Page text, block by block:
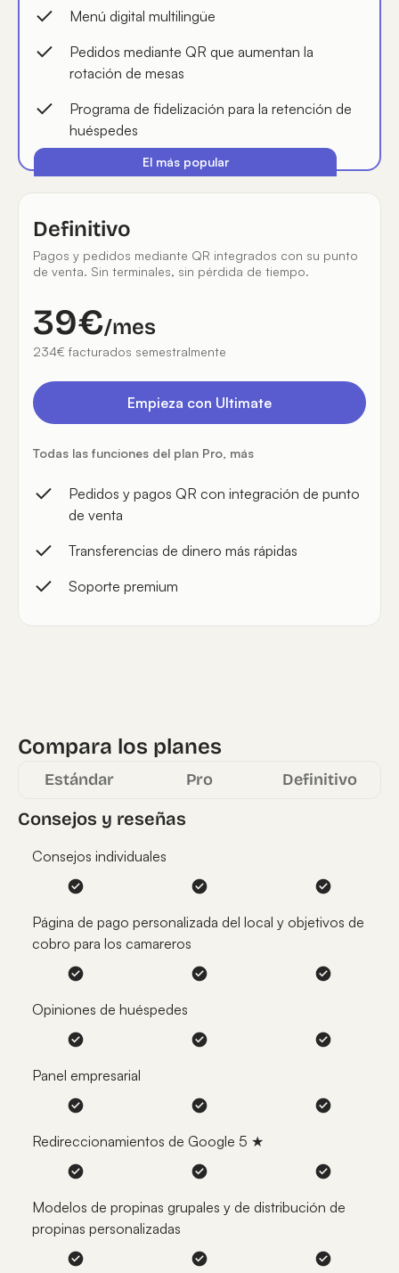
Menú digital multilingüe
Pedidos mediante QR que aumentan la
rotación de mesas
Programa de fidelización para la retención de
huéspedes
El más popular
Definitivo
Pagos y pedidos mediante QR integrados con su punto
de venta. Sin terminales, sin pérdida de tiempo.
39€/mes
234€ facturados semestralmente
Empieza con Ultimate
Todas las funciones del plan Pro, más
Pedidos y pagos QR con integración de punto
de venta
Transferencias de dinero más rápidas
Soporte premium
Compara los planes
Estándar Pro Definitivo
Consejos y reseñas
Consejos individuales
Página de pago personalizada del local y objetivos de
cobro para los camareros
Opiniones de huéspedes
Panel empresarial
Redireccionamientos de Google 5 ★
Modelos de propinas grupales y de distribución de
propinas personalizadas